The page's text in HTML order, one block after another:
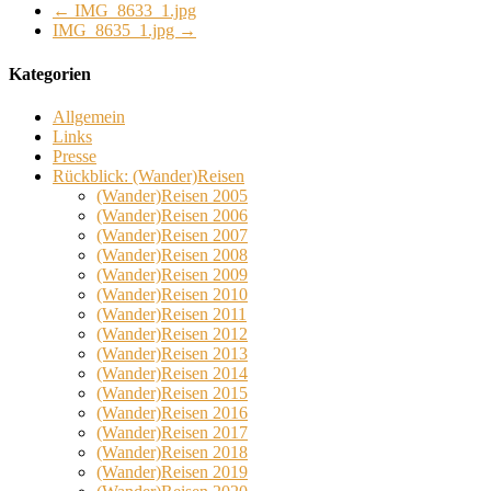
← IMG_8633_1.jpg
IMG_8635_1.jpg →
Kategorien
Allgemein
Links
Presse
Rückblick: (Wander)Reisen
(Wander)Reisen 2005
(Wander)Reisen 2006
(Wander)Reisen 2007
(Wander)Reisen 2008
(Wander)Reisen 2009
(Wander)Reisen 2010
(Wander)Reisen 2011
(Wander)Reisen 2012
(Wander)Reisen 2013
(Wander)Reisen 2014
(Wander)Reisen 2015
(Wander)Reisen 2016
(Wander)Reisen 2017
(Wander)Reisen 2018
(Wander)Reisen 2019